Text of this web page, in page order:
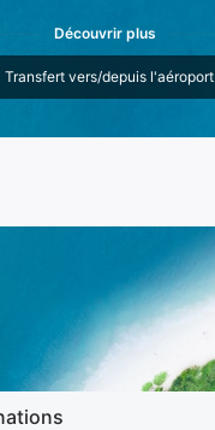
Découvrir plus
Transfert vers/depuis l'aéroport